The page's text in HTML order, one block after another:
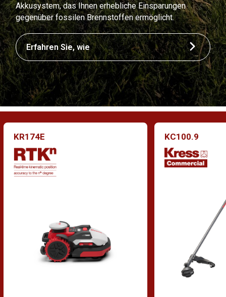
Akkusystem, das Ihnen erhebliche Einsparungen
gegenüber fossilen Brennstoffen ermöglicht.
Erfahren Sie, wie
KR174E KC100.9